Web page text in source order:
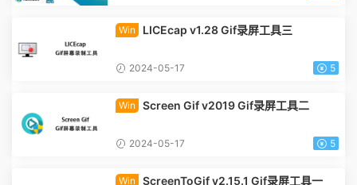
Win LICEcap v1.28 Gif录屏工具三
2024-05-17 5
Win Screen Gif v2019 Gif录屏工具二
2024-05-17 5
Win ScreenToGif v2.15.1 Gif录屏工具一